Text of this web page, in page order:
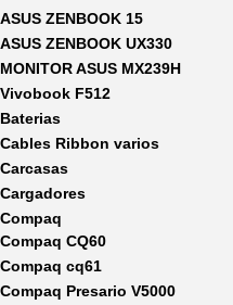
ASUS ZENBOOK 15
ASUS ZENBOOK UX330
MONITOR ASUS MX239H
Vivobook F512
Baterias
Cables Ribbon varios
Carcasas
Cargadores
Compaq
Compaq CQ60
Compaq cq61
Compaq Presario V5000